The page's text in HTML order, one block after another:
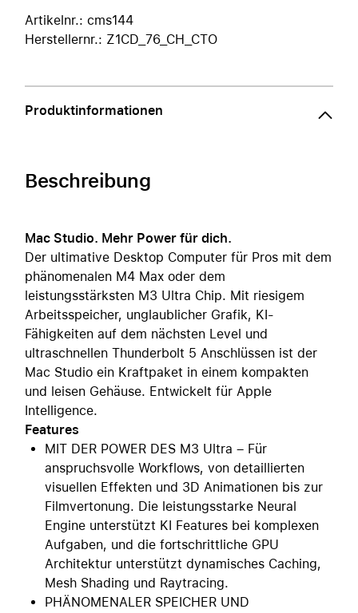
Artikelnr.: cms144
Herstellernr.: Z1CD_76_CH_CTO
Produktinformationen
Beschreibung
Mac Studio. Mehr Power für dich.
Der ultimative Desktop Computer für Pros mit dem
phänomenalen M4 Max oder dem
leistungsstärksten M3 Ultra Chip. Mit riesigem
Arbeitsspeicher, unglaublicher Grafik, KI-
Fähigkeiten auf dem nächsten Level und
ultraschnellen Thunderbolt 5 Anschlüssen ist der
Mac Studio ein Kraftpaket in einem kompakten
und leisen Gehäuse. Entwickelt für Apple
Intelligence.
Features
MIT DER POWER DES M3 Ultra – Für
anspruchsvolle Workflows, von detaillierten
visuellen Effekten und 3D Animationen bis zur
Filmvertonung. Die leistungsstarke Neural
Engine unterstützt KI Features bei komplexen
Aufgaben, und die fortschrittliche GPU
Architektur unterstützt dynamisches Caching,
Mesh Shading und Raytracing.
PHÄNOMENALER SPEICHER UND